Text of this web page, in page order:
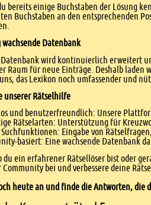
bereits einige Buchstaben der Lösung
Buchstaben an den entsprechenden
wachsende Datenbank
Datenbank wird kontinuierlich erweitert
Raum für neue Einträge. Deshalb
das Lexikon noch umfassender und
unserer Rätselhilfe
und benutzerfreundlich: Unsere
Rätselarten: Unterstützung für
Suchfunktionen: Eingabe von
basiert: Eine wachsende Datenbank
du ein erfahrener Rätsellöser bist oder
Community bei und verbessere deine
heute an und finde die Antworten, die